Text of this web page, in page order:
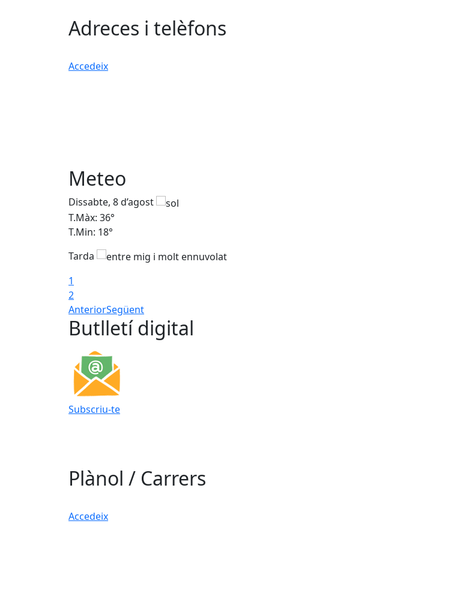
Adreces i telèfons
Accedeix
Meteo
Dissabte, 8 d’agost
T.Màx: 36°
T.Min: 18°
Tarda
1
2
AnteriorSegüent
Butlletí digital
Subscriu-te
Plànol / Carrers
Accedeix